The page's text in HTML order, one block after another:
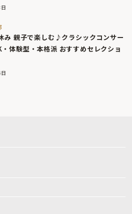
み 親子で楽しむ♪クラシックコンサー
・体験型・本格派 おすすめセレクショ